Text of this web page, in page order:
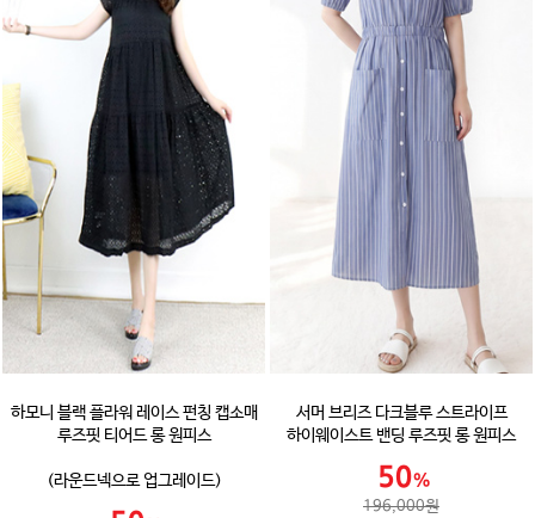
하모니 블랙 플라워 레이스 펀칭 캡소매
루즈핏 티어드 롱 원피스
(라운드넥으로 업그레이드)
서머 브리즈 다크블루 스트라이프
하이웨이스트 밴딩 루즈핏 롱 원피스
196,000원